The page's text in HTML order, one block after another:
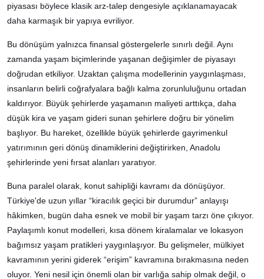
piyasası böylece klasik arz-talep dengesiyle açıklanamayacak
daha karmaşık bir yapıya evriliyor.
Bu dönüşüm yalnızca finansal göstergelerle sınırlı değil. Aynı
zamanda yaşam biçimlerinde yaşanan değişimler de piyasayı
doğrudan etkiliyor. Uzaktan çalışma modellerinin yaygınlaşması,
insanların belirli coğrafyalara bağlı kalma zorunluluğunu ortadan
kaldırıyor. Büyük şehirlerde yaşamanın maliyeti arttıkça, daha
düşük kira ve yaşam gideri sunan şehirlere doğru bir yönelim
başlıyor. Bu hareket, özellikle büyük şehirlerde gayrimenkul
yatırımının geri dönüş dinamiklerini değiştirirken, Anadolu
şehirlerinde yeni fırsat alanları yaratıyor.
Buna paralel olarak, konut sahipliği kavramı da dönüşüyor.
Türkiye'de uzun yıllar “kiracılık geçici bir durumdur” anlayışı
hâkimken, bugün daha esnek ve mobil bir yaşam tarzı öne çıkıyor.
Paylaşımlı konut modelleri, kısa dönem kiralamalar ve lokasyon
bağımsız yaşam pratikleri yaygınlaşıyor. Bu gelişmeler, mülkiyet
kavramının yerini giderek “erişim” kavramına bırakmasına neden
oluyor. Yeni nesil için önemli olan bir varlığa sahip olmak değil, o